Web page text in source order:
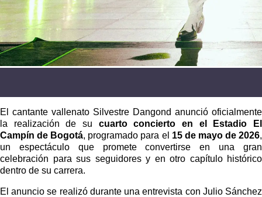
El cantante vallenato Silvestre Dangond anunció oficialmente
la realización de su cuarto concierto en el Estadio El
Campín de Bogotá, programado para el 15 de mayo de 2026,
un espectáculo que promete convertirse en una gran
celebración para sus seguidores y en otro capítulo histórico
dentro de su carrera.
El anuncio se realizó durante una entrevista con Julio Sánchez